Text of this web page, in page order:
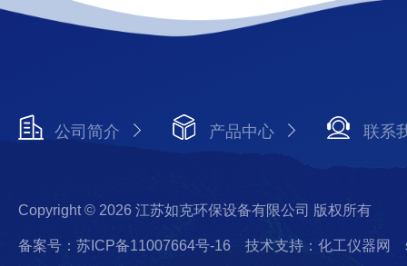
公司简介 产品中心 联系
Copyright © 2026 江苏如克环保设备有限公司 版权所有
备案号：苏ICP备11007664号-16 技术支持：化工仪器网